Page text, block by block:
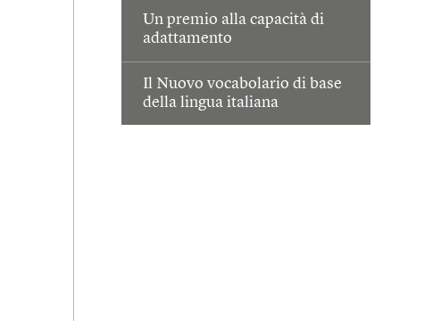
Un premio alla capacità di
adattamento
Il Nuovo vocabolario di base
della lingua italiana